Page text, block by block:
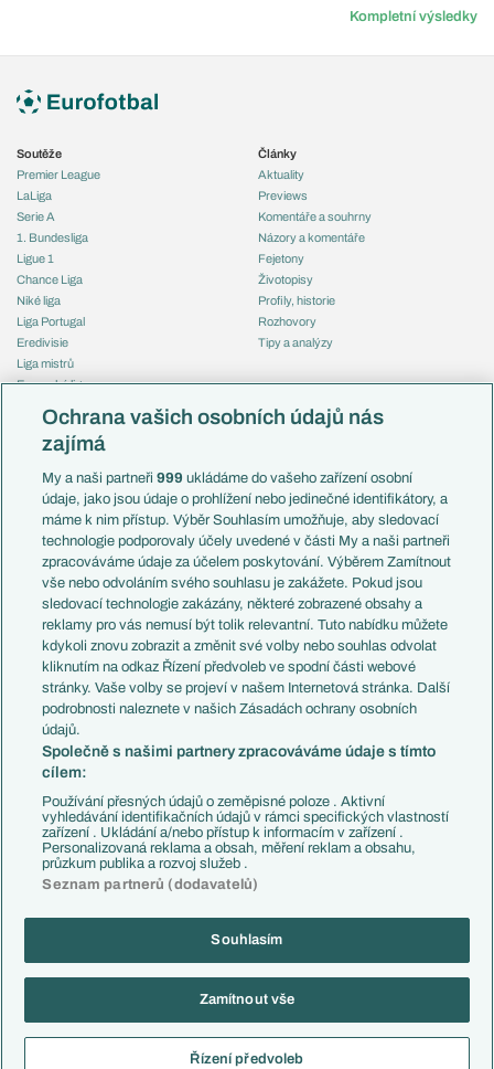
Kompletní výsledky
Soutěže
Premier League
LaLiga
Serie A
1. Bundesliga
Ligue 1
Chance Liga
Niké liga
Liga Portugal
Eredivisie
Liga mistrů
Evropská liga
Mistrovství světa
Liga národů
Témata
Představení týmů MS
EuroSkauting
PL v kostce
Evropské koeficienty
Přestupy
Přestupové spekulace
Zranění
Kluby
Arsenal FC
Chelsea FC
Manchester United
AC Milán
Juventus FC
Bayern Mnichov
FC Barcelona
Real Madrid
Články
Aktuality
Previews
Komentáře a souhrny
Názory a komentáře
Fejetony
Životopisy
Profily, historie
Rozhovory
Tipy a analýzy
Česko
Francie
Itálie
Německo
Španělsko
Argentina
Brazílie
Přestupy
Zápasy
Livescore
Tipovací soutěž
Copyright © 2001-2026 EuroFotbal.cz. Využíváme zpravodajství ČTK.
Informace o zpracování osobních údajů
Ochrana vašich osobních údajů nás
zajímá
My a naši partneři999 ukládáme do vašeho zařízení osobní
údaje, jako jsou údaje o prohlížení nebo jedinečné identifikátory, a
máme k nim přístup. Výběr Souhlasím umožňuje, aby sledovací
technologie podporovaly účely uvedené v části My a naši partneři
zpracováváme údaje za účelem poskytování. Výběrem Zamítnout
vše nebo odvoláním svého souhlasu je zakážete. Pokud jsou
sledovací technologie zakázány, některé zobrazené obsahy a
reklamy pro vás nemusí být tolik relevantní. Tuto nabídku můžete
kdykoli znovu zobrazit a změnit své volby nebo souhlas odvolat
kliknutím na odkaz Řízení předvoleb ve spodní části webové
stránky. Vaše volby se projeví v našem Internetová stránka. Další
podrobnosti naleznete v našich Zásadách ochrany osobních
údajů.
Společně s našimi partnery zpracováváme údaje s tímto
cílem:
Používání přesných údajů o zeměpisné poloze . Aktivní
vyhledávání identifikačních údajů v rámci specifických vlastností
zařízení . Ukládání a/nebo přístup k informacím v zařízení .
Personalizovaná reklama a obsah, měření reklam a obsahu,
průzkum publika a rozvoj služeb .
Seznam partnerů (dodavatelů)
Souhlasím
Zamítnout vše
Řízení předvoleb